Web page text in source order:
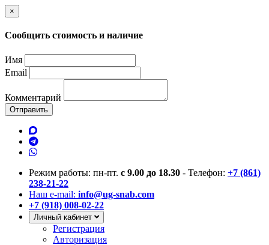
×
Сообщить стоимость и наличие
Имя
Email
Комментарий
Отправить
Режим работы: пн-пт. с 9.00 до 18.30 - Телефон: +7 (861)
238-21-22
Наш e-mail: info@ug-snab.com
+7 (918) 008-02-22
Личный кабинет
Регистрация
Авторизация